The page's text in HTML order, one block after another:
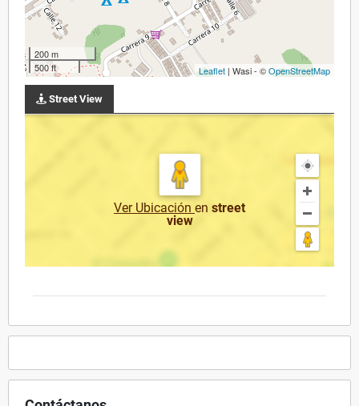
200 m
500 ft
Leaflet | Wasi - ©OpenStreetMap
Street View
Ver Ubicación en street
view